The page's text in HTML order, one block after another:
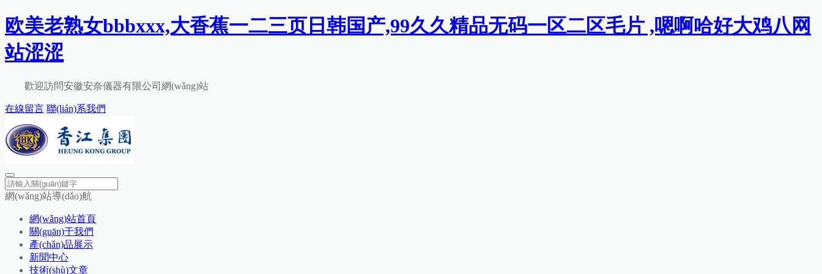
欧美老熟女bbbxxx,大香蕉一二三页日韩国产,99久久精品无码一区二区毛片 ,嗯啊哈好大鸡八网
站涩涩
歡迎訪問安徽安奈儀器有限公司網(wǎng)站
在線留言 聯(lián)系我們
網(wǎng)站導(dǎo)航
網(wǎng)站首頁
關(guān)于我們
產(chǎn)品展示
新聞中心
技術(shù)文章